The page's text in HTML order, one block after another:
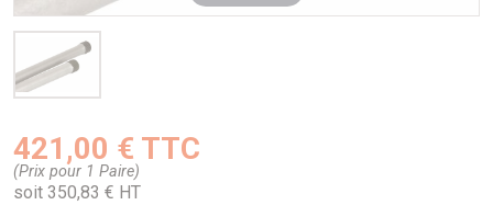
421,00 € TTC
(Prix pour 1 Paire)
soit 350,83 € HT